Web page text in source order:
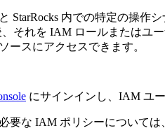
StarRocks 内での特定の操
それを IAM ロールまたはユ
ースにアクセスできます。
にサインインし、IAM ユ
要な IAM ポリシーについては